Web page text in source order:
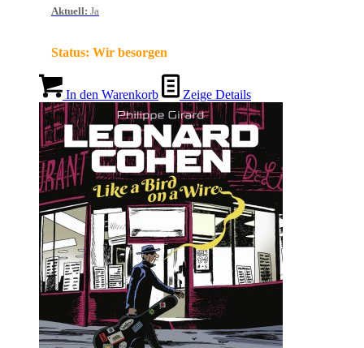
Aktuell: Ja
Status: Wir besorgen
In den Warenkorb Zeige Details